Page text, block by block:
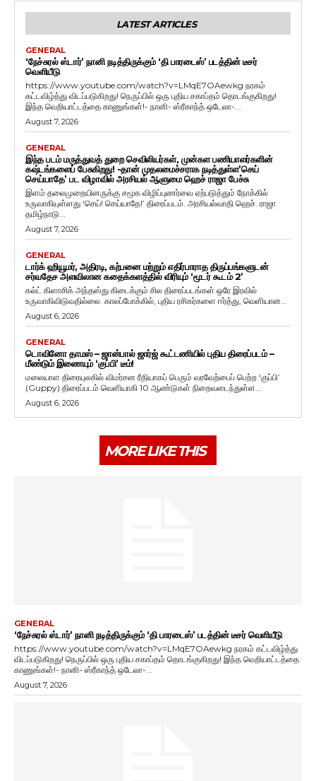
LATEST ARTICLES
GENERAL
‘நேச்சுரல் ஸ்டார்’ நானி நடித்திருக்கும் ‘தி பாரடைஸ்’ படத்தின் டீசர்
வெளியீடு
https://www.youtube.com/watch?v=LMqE7OAewkg நரகம்
கட்டவிழ்த்து விடப்படுகிறது! நெருப்பில் ஒரு புதிய சகாப்தம் தொடங்குகிறது!
இந்த வெறியாட்டத்தை காணுங்கள்!- நானி- ஸ்ரீகாந்த் ஒடேலா-...
August 7, 2026
GENERAL
இந்த படம் மருத்துவத் துறை செவிலியர்கள், முன்கள பணியாளர்களின்
கஷ்டங்களைப் பேசுகிறது! -தான் முதலமைச்சராக நடித்துள்ள’செய்
செய்யாதே’ பட விழாவில் அரசியல் ஆளுமை ஹெச் ராஜா பேச்சு
இளம் தலைமுறையினருக்கு சமூக விழிப்புணர்வை ஏற்படுத்தும் நோக்கில்
உருவாகியுள்ளது ‘செய்! செய்யாதே!’ திரைப்படம். அரசியல்வாதி ஹெச். ராஜா
தமிழ்நாடு...
August 7, 2026
GENERAL
டார்க் ஹியூமர், அதிரடி, கற்பனை மற்றும் எதிர்பாராத திருப்பங்களுடன்
சர்வதேச அளவிலான கதைக்களத்தில் விரியும் ‘மூடர் கூடம் 2’
கல்ட் கிளாசிக் அந்தஸ்து கிடைக்கும் சில திரைப்படங்கள் ஒரே இரவில்
உருவாகிவிடுவதில்லை. காலப்போக்கில், புதிய ரசிகர்களை ஈர்த்து, வெளியான...
August 6, 2026
GENERAL
டொவினோ தாமஸ் – ஜான்பால் ஜார்ஜ் கூட்டணியில் புதிய திரைப்படம் –
மீண்டும் இணையும் ‘குப்பி’ டீம்!
மலையாள திரையுலகில் விமர்சன ரீதியாகப் பெரும் வரவேற்பைப் பெற்ற ‘குப்பி’
(Guppy) திரைப்படம் வெளியாகி 10 ஆண்டுகள் நிறைவடைந்துள்ள...
August 6, 2026
MORE LIKE THIS
GENERAL
‘நேச்சுரல் ஸ்டார்’ நானி நடித்திருக்கும் ‘தி பாரடைஸ்’ படத்தின் டீசர் வெளியீடு
https://www.youtube.com/watch?v=LMqE7OAewkg நரகம் கட்டவிழ்த்து
விடப்படுகிறது! நெருப்பில் ஒரு புதிய சகாப்தம் தொடங்குகிறது! இந்த வெறியாட்டத்தை
காணுங்கள்!- நானி- ஸ்ரீகாந்த் ஒடேலா-...
August 7, 2026